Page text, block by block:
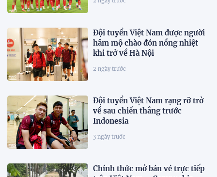
Đội tuyển Việt Nam được người
hâm mộ chào đón nồng nhiệt
khi trở về Hà Nội
2 ngày trước
Đội tuyển Việt Nam rạng rỡ trở
về sau chiến thắng trước
Indonesia
3 ngày trước
Chính thức mở bán vé trực tiếp